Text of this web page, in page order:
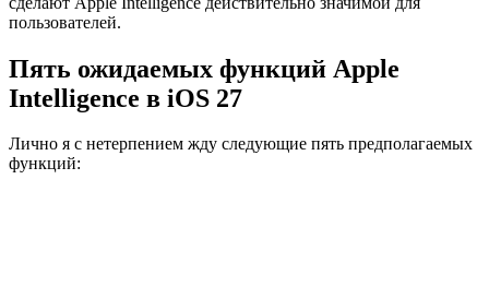
пользователей.
Пять ожидаемых функций Apple
Intelligence в iOS 27
Лично я с нетерпением жду следующие пять предполагаемых
функций: